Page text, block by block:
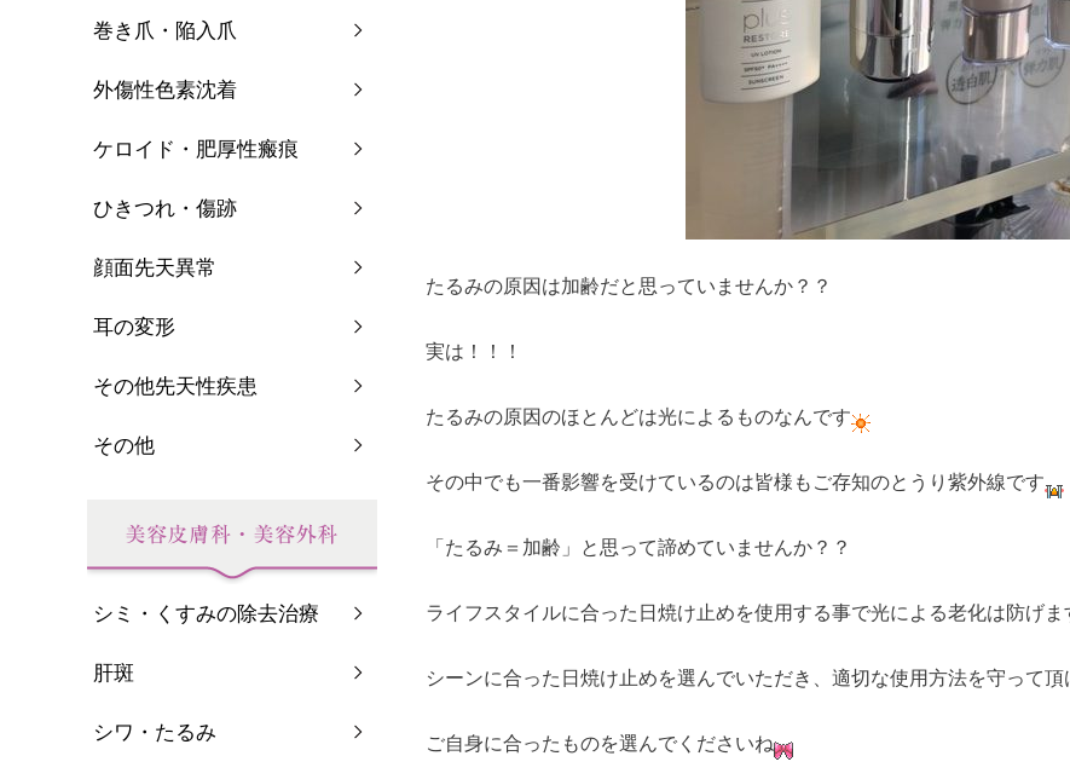
たるみの原因は加齢だと思っていませんか？？
実は！！！
たるみの原因のほとんどは光によるものなんです
その中でも一番影響を受けているのは皆様もご存知のとうり紫外線です
「たるみ＝加齢」と思って諦めていませんか？？
ライフスタイルに合った日焼け止めを使用する事で光による老化は防げま
シーンに合った日焼け止めを選んでいただき、適切な使用方法を守って
ご自身に合ったものを選んでくださいね
巻き爪・陥入爪
外傷性色素沈着
ケロイド・肥厚性瘢痕
ひきつれ・傷跡
顔面先天異常
耳の変形
その他先天性疾患
その他
シミ・くすみの除去治療
肝斑
シワ・たるみ